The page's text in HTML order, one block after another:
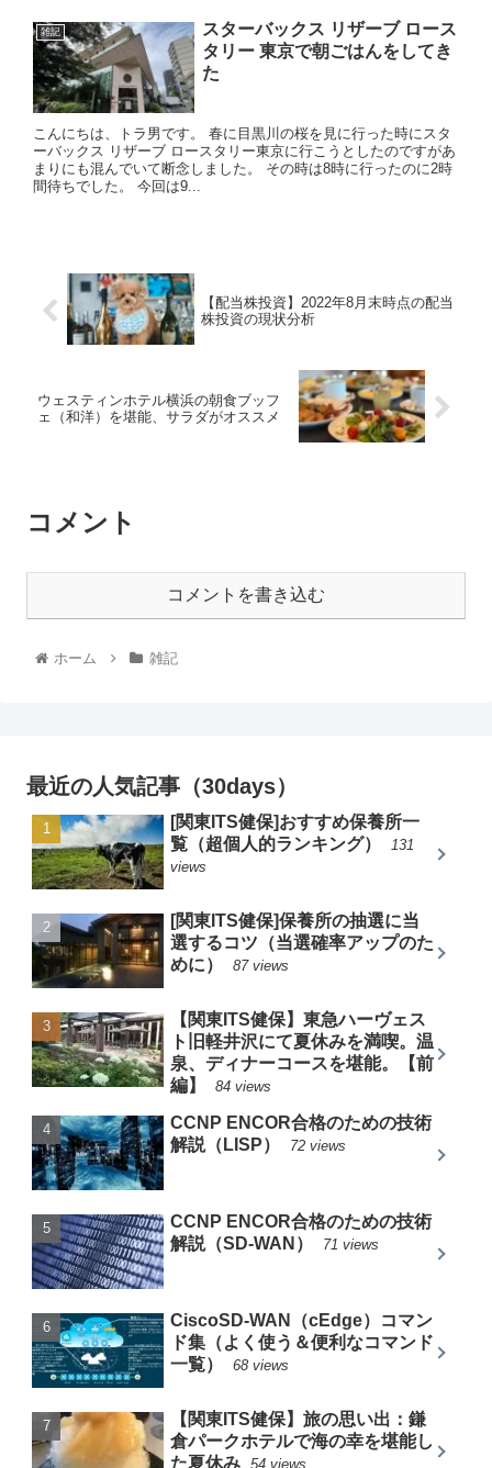
雑記
スターバックス リザーブ ロース
タリー 東京で朝ごはんをしてき
た
こんにちは、トラ男です。 春に目黒川の桜を見に行った時にスタ
ーバックス リザーブ ロースタリー東京に行こうとしたのですがあ
まりにも混んでいて断念しました。 その時は8時に行ったのに2時
間待ちでした。 今回は9...
【配当株投資】2022年8月末時点の配当
株投資の現状分析
ウェスティンホテル横浜の朝食ブッフ
ェ（和洋）を堪能、サラダがオススメ
コメント
コメントを書き込む
ホーム 雑記
最近の人気記事（30days）
[関東ITS健保]おすすめ保養所一
覧（超個人的ランキング）
131
views
[関東ITS健保]保養所の抽選に当
選するコツ（当選確率アップのた
めに）
87 views
【関東ITS健保】東急ハーヴェス
ト旧軽井沢にて夏休みを満喫。温
泉、ディナーコースを堪能。【前
編】
84 views
CCNP ENCOR合格のための技術
解説（LISP）
72 views
CCNP ENCOR合格のための技術
解説（SD-WAN）
71 views
CiscoSD-WAN（cEdge）コマン
ド集（よく使う＆便利なコマンド
一覧）
68 views
【関東ITS健保】旅の思い出：鎌
倉パークホテルで海の幸を堪能し
た夏休み
54 views